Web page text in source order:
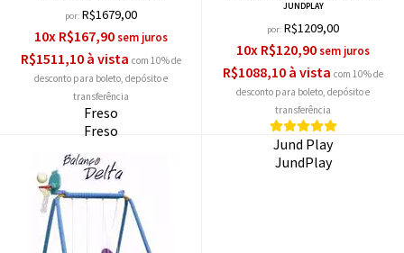
por: R$1679,00
10x R$167,90
R$1511,10 à vista com 10% de
desconto
Freso
Freso
JUNDPLAY
por: R$1209,00
10x R$120,90
R$1088,10 à vista com 10% de
desconto
Jund Play
JundPlay